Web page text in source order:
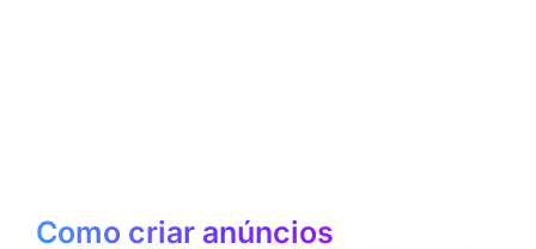
Como criar anúncios